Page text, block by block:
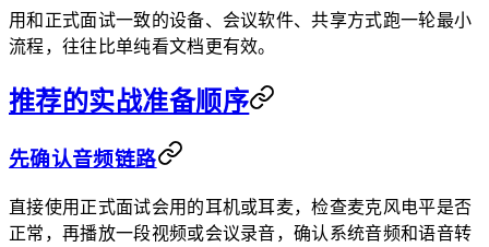
用和正式面试一致的设备、会议软件、共享方式跑一轮最小
流程，往往比单纯看文档更有效。
推荐的实战准备顺序
先确认音频链路
直接使用正式面试会用的耳机或耳麦，检查麦克风电平是否
正常，再播放一段视频或会议录音，确认系统音频和语音转